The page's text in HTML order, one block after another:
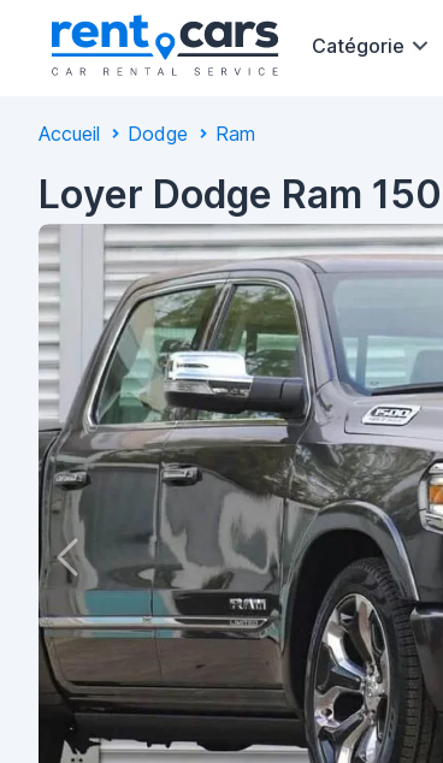
Catégorie
Accueil Dodge Ram
Loyer Dodge Ram